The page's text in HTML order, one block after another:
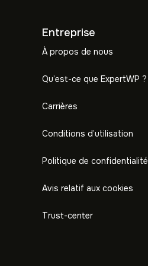
Entreprise
À propos de nous
Qu’est-ce que ExpertWP ?
Carrières
Conditions d’utilisation
Politique de confidentialité
Avis relatif aux cookies
Trust-center